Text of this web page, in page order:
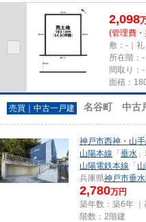
㎡(公簿)となっております。当社...
2,098
(管理費
敷：-｜
所在階：-
間取り：-
面積：
売買｜中古一戸建 名谷町 中古
神戸市西神・山
山陽本線 「 垂水
山陽電鉄本線 「
兵庫県神戸市垂
2,780万円
築年数：築6年 ｜
階数：2階建